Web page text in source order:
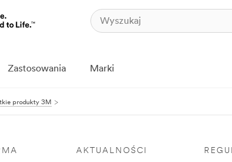
Zastosowania Marki
produkty 3M
AKTUALNOŚCI